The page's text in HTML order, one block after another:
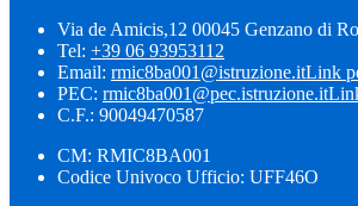
Via de Amicis,12 00045 Genzano di
Tel: +39 06 93953112
Email: rmic8ba001@istruzione.itLink
PEC: rmic8ba001@pec.istruzione.it
C.F.: 90049470587
CM: RMIC8BA001
Codice Univoco Ufficio: UFF46O